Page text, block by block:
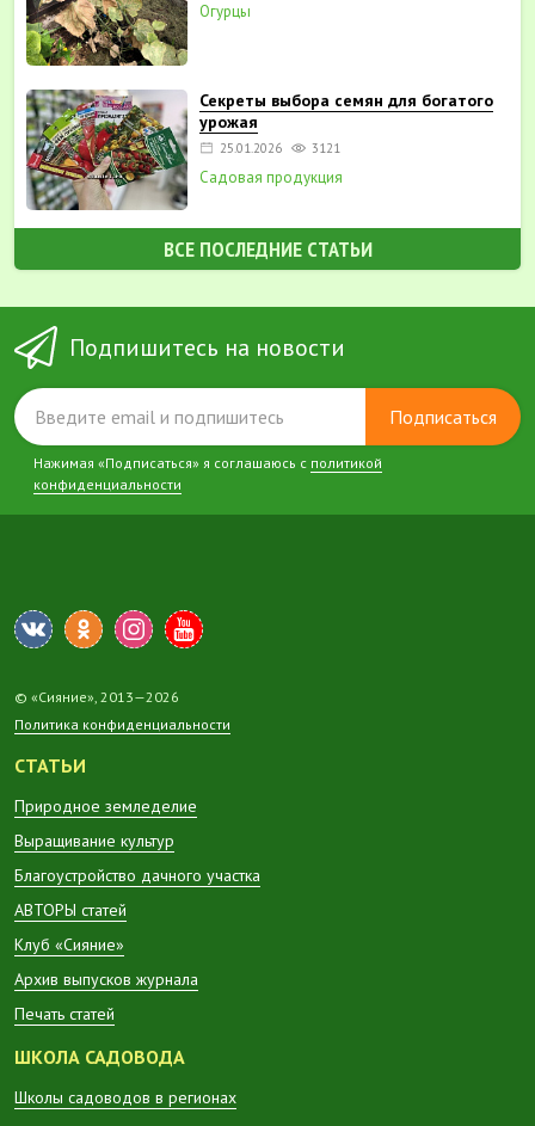
Огурцы
Секреты выбора семян для богатого
урожая
25.01.2026 3121
Садовая продукция
ВСЕ ПОСЛЕДНИЕ СТАТЬИ
Подпишитесь на новости
Подписаться
Нажимая «Подписаться» я соглашаюсь с политикой
конфиденциальности
© «Сияние», 2013—2026
Политика конфиденциальности
СТАТЬИ
Природное земледелие
Выращивание культур
Благоустройство дачного участка
АВТОРЫ статей
Клуб «Сияние»
Архив выпусков журнала
Печать статей
ШКОЛА САДОВОДА
Школы садоводов в регионах